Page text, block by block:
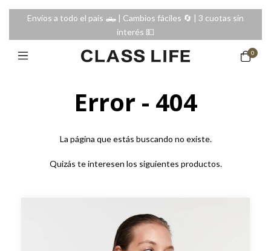
Envíos a todo el país 🛻 | Cambios fáciles 🔄️ | 3 cuotas sin
interés 💵
0
Error - 404
La página que estás buscando no existe.
Quizás te interesen los siguientes productos.